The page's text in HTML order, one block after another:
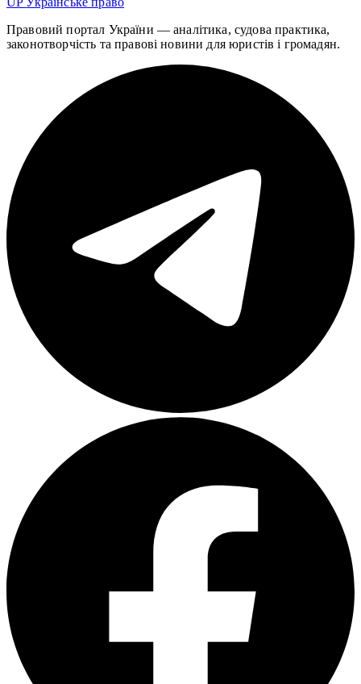
Правовий портал України — аналітика, судова практика,
законотворчість та правові новини для юристів і громадян.